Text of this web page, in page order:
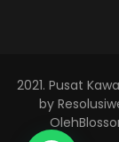
2021. Pusat
by
Oleh